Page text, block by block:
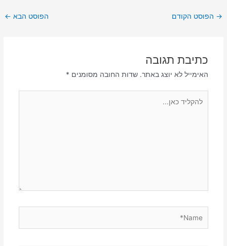
→ הפוסט הקודם הפוסט הבא ←
כתיבת תגובה
האימייל לא יוצג באתר. שדות החובה מסומנים *
כאן...